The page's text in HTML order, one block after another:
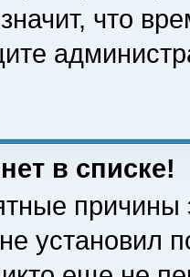
что
в списке!
причины
установил